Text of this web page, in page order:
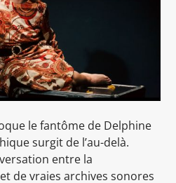
le fantôme de Delphine
surgit de l’au-delà.
entre la
de vraies archives sonores